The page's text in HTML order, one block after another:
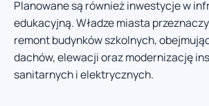
Planowane są również inwestycje w
edukacyjną. Władze miasta
remont budynków szkolnych,
dachów, elewacji oraz modernizację
sanitarnych i elektrycznych.